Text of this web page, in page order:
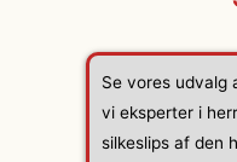
Se vores udvalg
vi eksperter i
silkeslips af den